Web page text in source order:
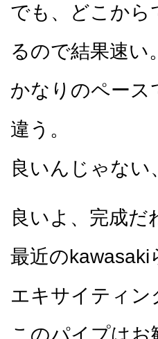
でも、どこから
るので結果速い。
かなりのペース
違う。
良いんじゃな
良いよ、完成だ
最近の
エキサイティ
このパイプはお